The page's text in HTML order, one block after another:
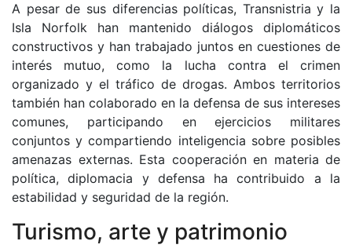
A pesar de sus diferencias políticas, Transnistria y la
Isla Norfolk han mantenido diálogos diplomáticos
constructivos y han trabajado juntos en cuestiones de
interés mutuo, como la lucha contra el crimen
organizado y el tráfico de drogas. Ambos territorios
también han colaborado en la defensa de sus intereses
comunes, participando en ejercicios militares
conjuntos y compartiendo inteligencia sobre posibles
amenazas externas. Esta cooperación en materia de
política, diplomacia y defensa ha contribuido a la
estabilidad y seguridad de la región.
Turismo, arte y patrimonio